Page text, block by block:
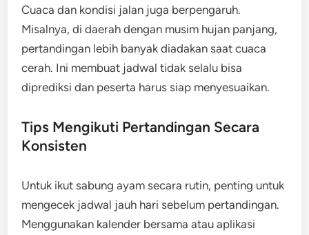
Cuaca dan kondisi jalan juga berpengaruh.
Misalnya, di daerah dengan musim hujan panjang,
pertandingan lebih banyak diadakan saat cuaca
cerah. Ini membuat jadwal tidak selalu bisa
diprediksi dan peserta harus siap menyesuaikan.
Tips Mengikuti Pertandingan Secara
Konsisten
Untuk ikut sabung ayam secara rutin, penting untuk
mengecek jadwal jauh hari sebelum pertandingan.
Menggunakan kalender bersama atau aplikasi